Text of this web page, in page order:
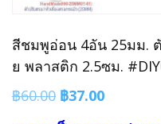
สีชมพูอ่อน 4อัน 25มม.
ย พลาสติก 2.5ซม.
฿60.00 Original
price
฿37.00Current